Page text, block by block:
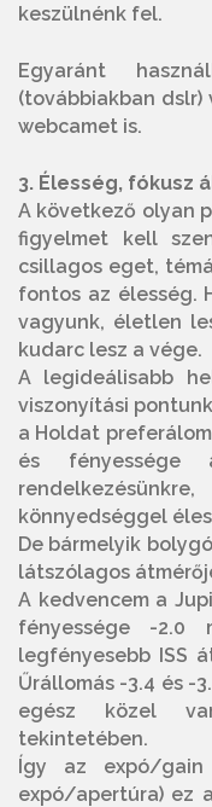
keszülnénk fel.
Egyaránt
(továbbiakban
webcamet is.
3. Élesség, fókusz
A következő olyan
figyelmet kell
csillagos eget,
fontos az élesség.
vagyunk, életlen
kudarc lesz a vége.
A legideálisabb
viszonyítási
a Holdat
és fényessége
könnyedséggel
De bármelyik
látszólagos
A kedvencem a
fényessége -2.0
legfényesebb ISS
Űrállomás -3.4 és -
egész közel
tekintetében.
Így az expó/gain
expó/apertúra) ez